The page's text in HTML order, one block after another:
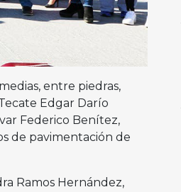
entre piedras,
Edgar Darío
Federico Benítez,
de pavimentación de
Ramos Hernández,